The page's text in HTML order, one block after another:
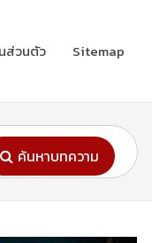
ส่วนตัว Sitemap
ค้นหาบทความ